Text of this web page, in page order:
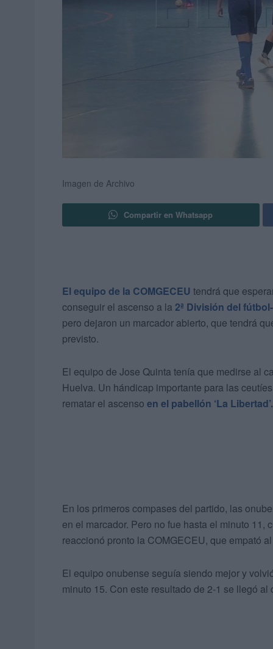
Imagen de Archivo
Compartir en Whatsapp
El equipo de la COMGECEU tendrá que
conseguir el ascenso a la 2ª División del
pero dejaron un marcador abierto, que tendrá
previsto.
El equipo de Jose Quinta tenía que medirse al
Huelva. Un hándicap importante para las
rematar el ascenso en el pabellón ‘La Libertad’.
En los primeros compases del partido, las
en el marcador. Pero no fue hasta el minuto
reaccionó pronto la COMGECEU, que empató
El equipo onubense seguía siendo mejor y
minuto 15. Con este resultado de 2-1 se llegó al